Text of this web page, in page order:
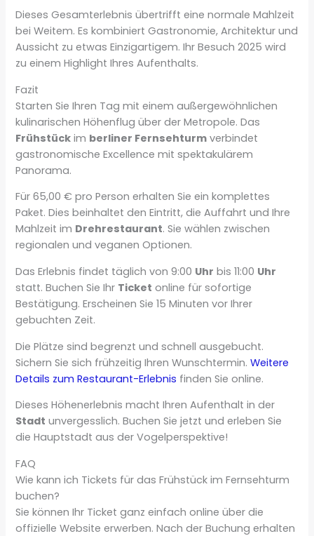
Dieses Gesamterlebnis übertrifft eine normale Mahlzeit
bei Weitem. Es kombiniert Gastronomie, Architektur und
Aussicht zu etwas Einzigartigem. Ihr Besuch 2025 wird
zu einem Highlight Ihres Aufenthalts.
Fazit
Starten Sie Ihren Tag mit einem außergewöhnlichen
kulinarischen Höhenflug über der Metropole. Das
Frühstück im berliner Fernsehturm verbindet
gastronomische Excellence mit spektakulärem
Panorama.
Für 65,00 € pro Person erhalten Sie ein komplettes
Paket. Dies beinhaltet den Eintritt, die Auffahrt und Ihre
Mahlzeit im Drehrestaurant. Sie wählen zwischen
regionalen und veganen Optionen.
Das Erlebnis findet täglich von 9:00 Uhr bis 11:00 Uhr
statt. Buchen Sie Ihr Ticket online für sofortige
Bestätigung. Erscheinen Sie 15 Minuten vor Ihrer
gebuchten Zeit.
Die Plätze sind begrenzt und schnell ausgebucht.
Sichern Sie sich frühzeitig Ihren Wunschtermin.Weitere
Details zum Restaurant-Erlebnis finden Sie online.
Dieses Höhenerlebnis macht Ihren Aufenthalt in der
Stadt unvergesslich. Buchen Sie jetzt und erleben Sie
die Hauptstadt aus der Vogelperspektive!
FAQ
Wie kann ich Tickets für das Frühstück im Fernsehturm
buchen?
Sie können Ihr Ticket ganz einfach online über die
offizielle Website erwerben. Nach der Buchung erhalten